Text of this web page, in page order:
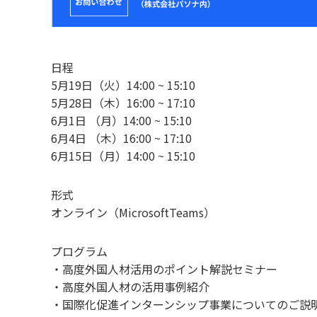
日程
5月19日（火）14:00 ~ 15:10
5月28日（木）16:00 ~ 17:10
6月1日 （月）14:00 ~ 15:10
6月4日 （木）16:00 ~ 17:10
6月15日（月）14:00 ~ 15:10
形式
オンライン（MicrosoftTeams）
プログラム
・高度外国人材活用のポイント解説セミナー
・高度外国人材の活用事例紹介
・国際化促進インターンシップ事業についてのご説